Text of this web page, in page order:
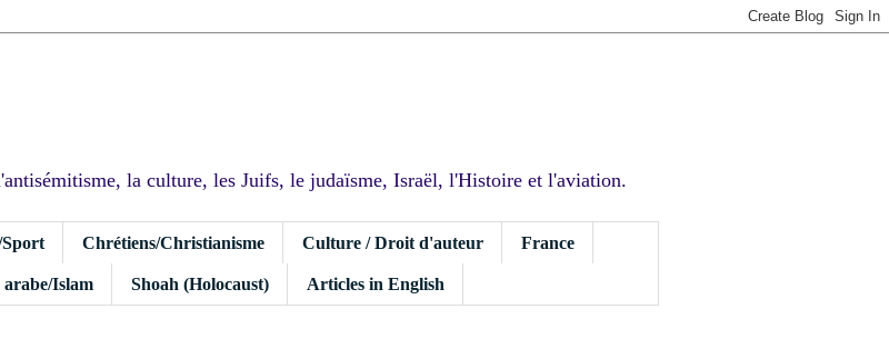
la culture, les Juifs, le judaïsme, Israël, l'Histoire et l'aviation.
Sport Chrétiens/Christianisme Culture / Droit d'auteur France
Islam Shoah (Holocaust) Articles in English